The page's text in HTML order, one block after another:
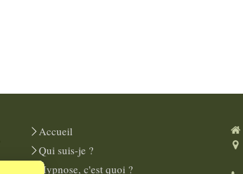
Accueil
Qui suis-je ?
Hypnose, c'est quoi ?